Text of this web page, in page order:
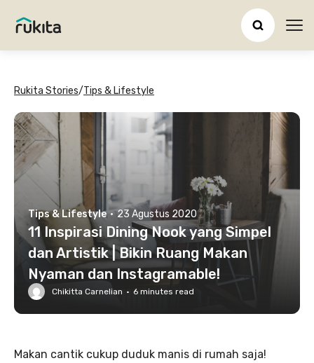
Rukita Stories/Tips & Lifestyle
Tips & Lifestyle · 23 Agustus 2020
11 Inspirasi Dining Nook yang Simpel
dan Artistik | Bikin Ruang Makan
Nyaman dan Instagramable!
Chikitta Carnelian · 6 minutes read
Makan cantik cukup duduk manis di rumah saja!